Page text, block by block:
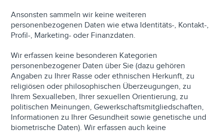
Ansonsten sammeln wir keine weiteren
personenbezogenen Daten wie etwa Identitäts-, Kontakt-,
Profil-, Marketing- oder Finanzdaten.
Wir erfassen keine besonderen Kategorien
personenbezogener Daten über Sie (dazu gehören
Angaben zu Ihrer Rasse oder ethnischen Herkunft, zu
religiösen oder philosophischen Überzeugungen, zu
Ihrem Sexualleben, Ihrer sexuellen Orientierung, zu
politischen Meinungen, Gewerkschaftsmitgliedschaften,
Informationen zu Ihrer Gesundheit sowie genetische und
biometrische Daten). Wir erfassen auch keine